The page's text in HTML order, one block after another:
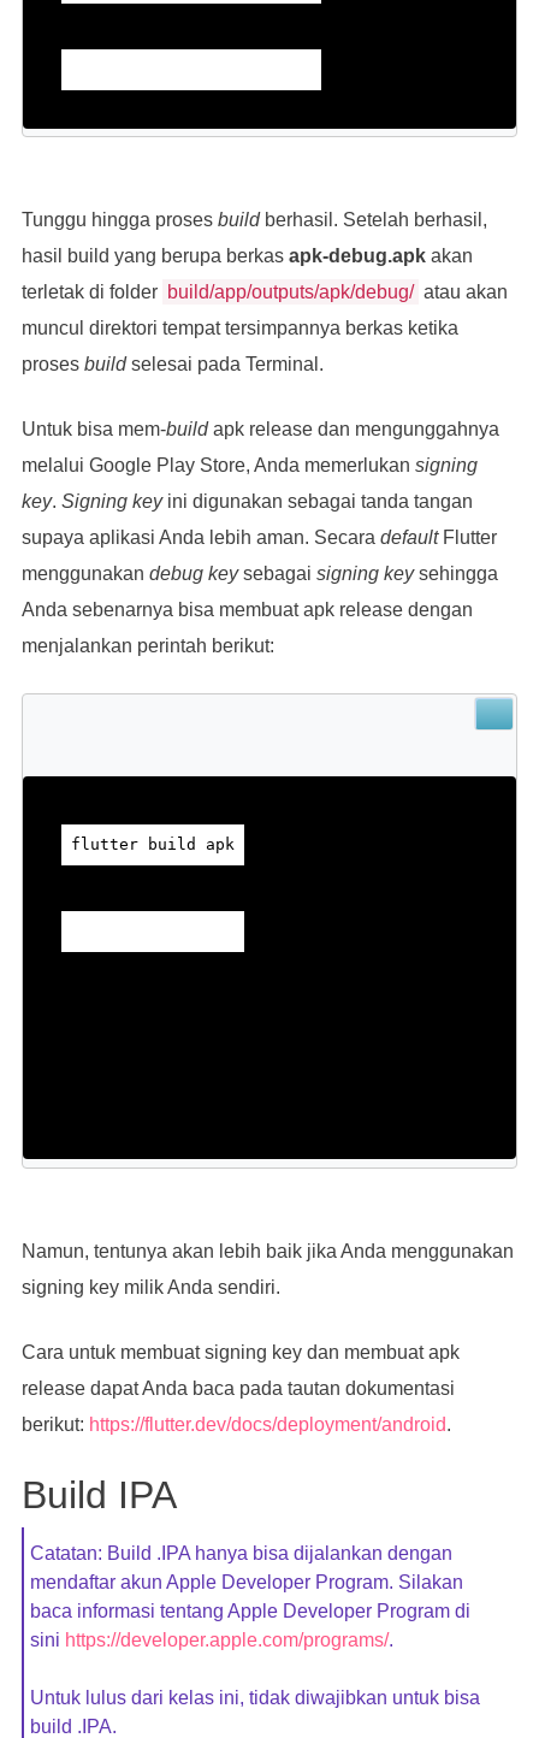
Tunggu hingga proses buildberhasil. Setelah berhasil,
hasil build yang berupa berkas apk-debug.apkakan
terletak di folder build/app/outputs/apk/debug/ atau akan
muncul direktori tempat tersimpannya berkas ketika
proses buildselesai pada Terminal.
Untuk bisa mem-buildapk release dan mengunggahnya
melalui Google Play Store, Anda memerlukan signing
key. Signing keyini digunakan sebagai tanda tangan
supaya aplikasi Anda lebih aman. Secara defaultFlutter
menggunakan debug keysebagai signing keysehingga
Anda sebenarnya bisa membuat apk release dengan
menjalankan perintah berikut:
flutter build apk
Namun, tentunya akan lebih baik jika Anda menggunakan
signing key milik Anda sendiri.
Cara untuk membuat signing key dan membuat apk
release dapat Anda baca pada tautan dokumentasi
berikut: https://flutter.dev/docs/deployment/android.
Build IPA
Catatan: Build .IPA hanya bisa dijalankan dengan
mendaftar akun Apple Developer Program. Silakan
baca informasi tentang Apple Developer Program di
sini https://developer.apple.com/programs/.
Untuk lulus dari kelas ini, tidak diwajibkan untuk bisa
build .IPA.